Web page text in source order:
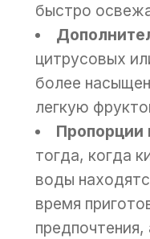
быстро
цитрусовых
более
легкую
Пропорции
тогда, когда
воды
время